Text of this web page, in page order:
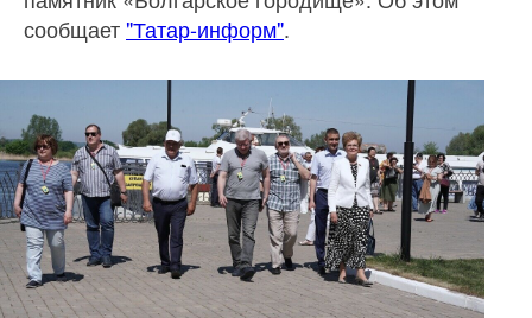
сообщает "Татар-информ".